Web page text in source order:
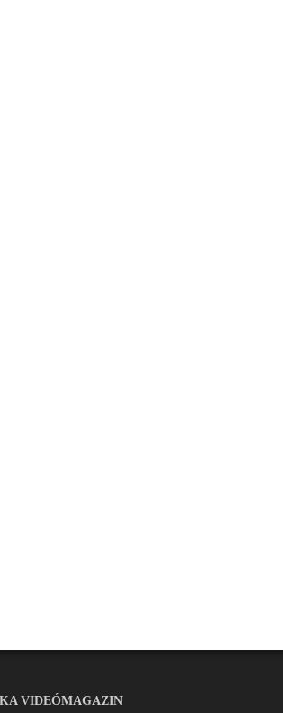
VIDEÓMAGAZIN